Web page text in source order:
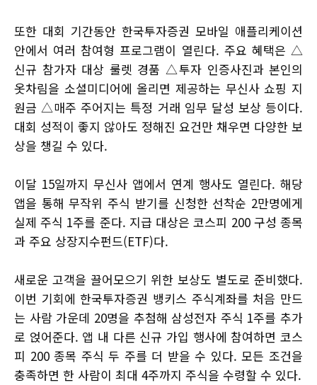
또한 대회 기간동안 한국투자증권 모바일 애플리케이션
안에서 여러 참여형 프로그램이 열린다. 주요 혜택은 △
신규 참가자 대상 룰렛 경품 △투자 인증사진과 본인의
옷차림을 소셜미디어에 올리면 제공하는 무신사 쇼핑 지
원금 △매주 주어지는 특정 거래 임무 달성 보상 등이다.
대회 성적이 좋지 않아도 정해진 요건만 채우면 다양한 보
상을 챙길 수 있다.
이달 15일까지 무신사 앱에서 연계 행사도 열린다. 해당
앱을 통해 무작위 주식 받기를 신청한 선착순 2만명에게
실제 주식 1주를 준다. 지급 대상은 코스피 200 구성 종목
과 주요 상장지수펀드(ETF)다.
새로운 고객을 끌어모으기 위한 보상도 별도로 준비했다.
이번 기회에 한국투자증권 뱅키스 주식계좌를 처음 만드
는 사람 가운데 20명을 추첨해 삼성전자 주식 1주를 추가
로 얹어준다. 앱 내 다른 신규 가입 행사에 참여하면 코스
피 200 종목 주식 두 주를 더 받을 수 있다. 모든 조건을
충족하면 한 사람이 최대 4주까지 주식을 수령할 수 있다.